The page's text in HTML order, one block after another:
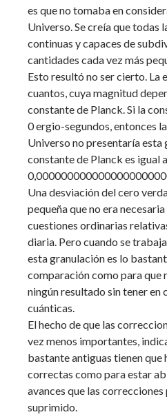
es que no tomaba en
Universo. Se creía que todas
continuas y capaces de
cantidades cada vez más
Esto resultó no ser cierto. La
cuantos, cuya magnitud
constante de Planck. Si la
0 ergio-segundos, entonces
Universo no presentaría esta
constante de Planck es igual a
Una desviación del cero
pequeña que no era
cuestiones ordinarias
diaria. Pero cuando se
esta granulación es lo
comparación como para
ningún resultado sin tener en
cuánticas.
El hecho de que las
vez menos importantes,
bastante antiguas tienen
correctas como para estar
avances que las
suprimido.